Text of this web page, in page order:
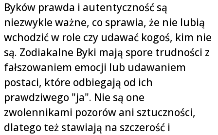
Byków prawda i autentyczność są
niezwykle ważne, co sprawia, że nie lubią
wchodzić w role czy udawać kogoś, kim nie
są. Zodiakalne Byki mają spore trudności z
fałszowaniem emocji lub udawaniem
postaci, które odbiegają od ich
prawdziwego "ja". Nie są one
zwolennikami pozorów ani sztuczności,
dlatego też stawiają na szczerość i